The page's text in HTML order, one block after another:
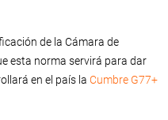
de la Cámara de
esta norma servirá para dar
en el país la Cumbre G77+